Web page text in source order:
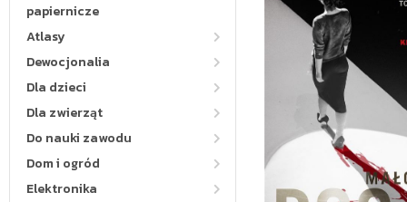
papiernicze
Atlasy
Dewocjonalia
Dla dzieci
Dla zwierząt
Do nauki zawodu
Dom i ogród
Elektronika